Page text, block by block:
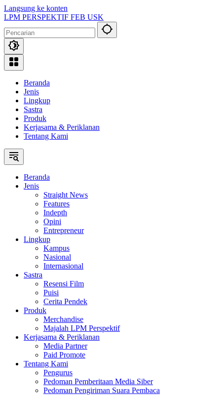
Langsung ke konten
LPM PERSPEKTIF FEB USK
Beranda
Jenis
Lingkup
Sastra
Produk
Kerjasama & Periklanan
Tentang Kami
Beranda
Jenis
Straight News
Features
Indepth
Opini
Entrepreneur
Lingkup
Kampus
Nasional
Internasional
Sastra
Resensi Film
Puisi
Cerita Pendek
Produk
Merchandise
Majalah LPM Perspektif
Kerjasama & Periklanan
Media Partner
Paid Promote
Tentang Kami
Pengurus
Pedoman Pemberitaan Media Siber
Pedoman Pengiriman Suara Pembaca